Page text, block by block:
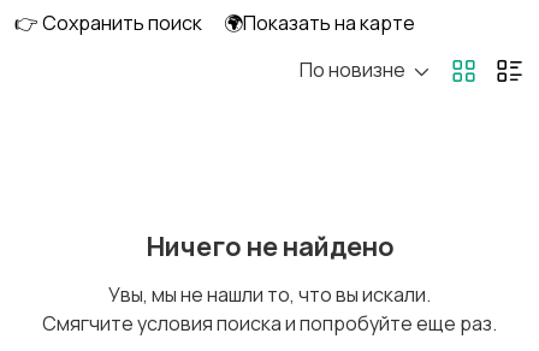
Нижнее белье
👉 Сохранить поиск
🌍Показать на карте
По новизне
Ничего не найдено
Увы, мы не нашли то, что вы искали.
Смягчите условия поиска и попробуйте еще раз.